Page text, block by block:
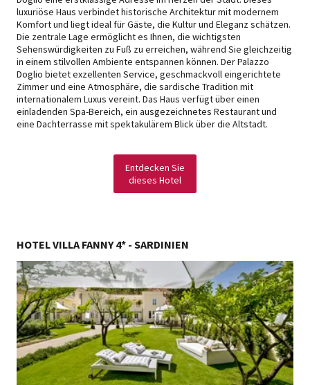
luxuriöse Haus verbindet historische Architektur mit modernem
Komfort und liegt ideal für Gäste, die Kultur und Eleganz schätzen.
Die zentrale Lage ermöglicht es Ihnen, die wichtigsten
Sehenswürdigkeiten zu Fuß zu erreichen, während Sie gleichzeitig
in einem stilvollen Ambiente entspannen können. Der Palazzo
Doglio bietet exzellenten Service, geschmackvoll eingerichtete
Zimmer und eine Atmosphäre, die sardische Tradition mit
internationalem Luxus vereint. Das Haus verfügt über einen
einladenden Spa-Bereich, ein ausgezeichnetes Restaurant und
eine Dachterrasse mit spektakulärem Blick über die Altstadt.
Entdecken Sie
dieses Hotel
HOTEL VILLA FANNY 4* - SARDINIEN